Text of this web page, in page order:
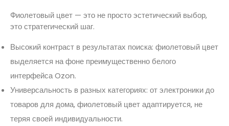
Фиолетовый цвет — это не просто эстетический выбор,
это стратегический шаг.
Высокий контраст в результатах поиска: фиолетовый цвет
выделяется на фоне преимущественно белого
интерфейса Ozon.
Универсальность в разных категориях: от электроники до
товаров для дома, фиолетовый цвет адаптируется, не
теряя своей индивидуальности.